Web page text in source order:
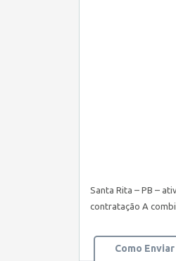
Santa Rita – PB –
contratação A
Como